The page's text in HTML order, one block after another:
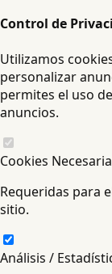
Control de
Utilizamos
personalizar
permites el uso
anuncios.
Cookies
Requeridas para
sitio.
Análisis /